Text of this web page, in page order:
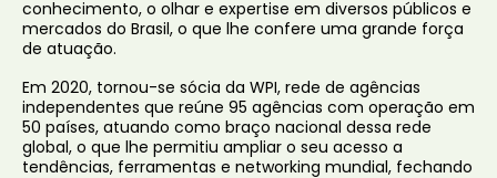
conhecimento, o olhar e expertise em diversos públicos e
mercados do Brasil, o que lhe confere uma grande força
de atuação.
Em 2020, tornou-se sócia da WPI, rede de agências
independentes que reúne 95 agências com operação em
50 países, atuando como braço nacional dessa rede
global, o que lhe permitiu ampliar o seu acesso a
tendências, ferramentas e networking mundial, fechando